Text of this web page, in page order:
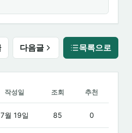
다음글 목록으로
작성일 조회 추천
7월 19일 85 0